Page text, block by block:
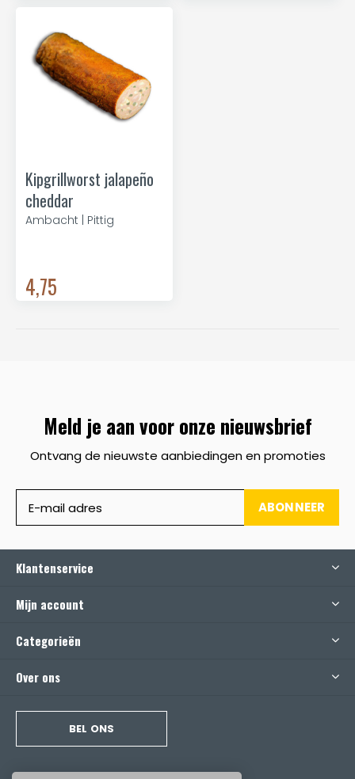
Kipgrillworst jalapeño
cheddar
Ambacht | Pittig
4,75
Meld je aan voor onze nieuwsbrief
Ontvang de nieuwste aanbiedingen en promoties
ABONNEER
Klantenservice
Mijn account
Categorieën
Over ons
BEL ONS